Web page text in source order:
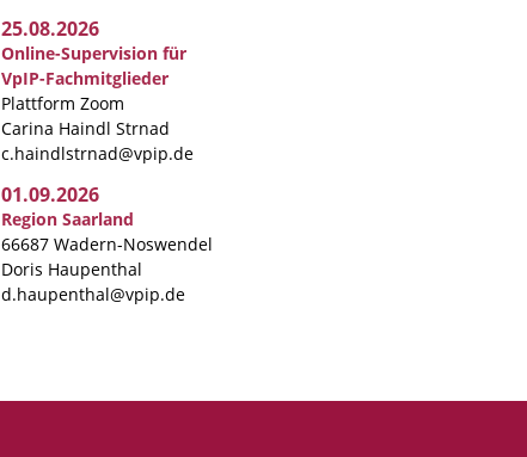
25.08.2026
Online-Supervision für
VpIP-Fachmitglieder
Plattform Zoom
Carina Haindl Strnad
c.haindlstrnad@vpip.de
01.09.2026
Region Saarland
66687 Wadern-Noswendel
Doris Haupenthal
d.haupenthal@vpip.de